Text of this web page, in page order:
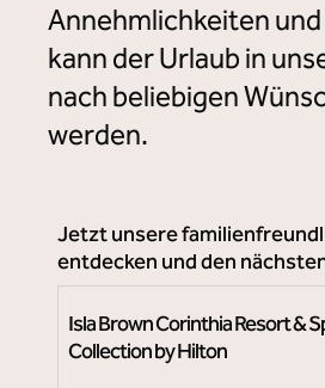
Annehmlichkeiten
kann der Urlaub in
nach beliebigen
werden.
Jetzt unsere
entdecken und den
Isla Brown Corinthia Resort &
Collection by Hilton